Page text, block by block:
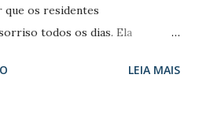
que os residentes
todos os dias. Ela
é um dos principaisLEIA MAIS